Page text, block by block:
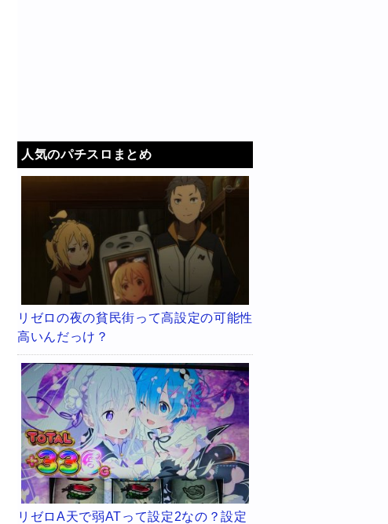
人気のパチスロまとめ
リゼロの夜の貧民街って高設定の可能性
高いんだっけ？
リゼロA天で弱ATって設定2なの？設定